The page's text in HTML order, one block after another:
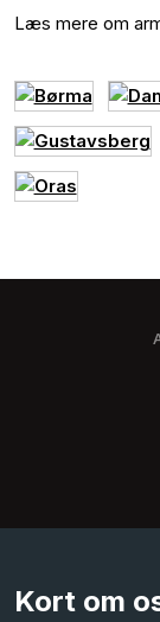
Læs mere om
Kort om